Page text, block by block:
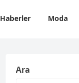
Haberler Moda
Ara